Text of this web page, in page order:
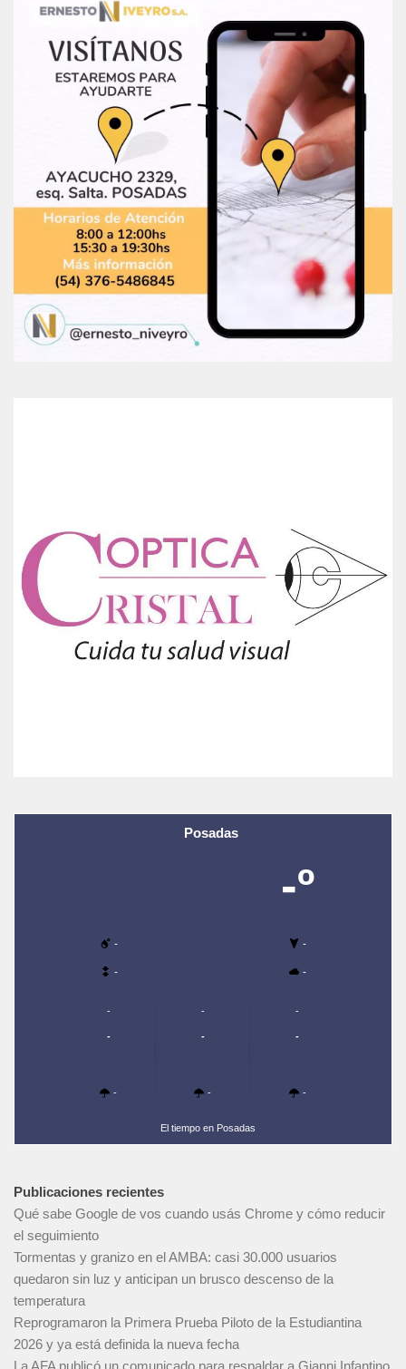
Posadas
-º
- -
- -
-
-
-
-
-
-
-
-
-
El tiempo en Posadas
Publicaciones recientes
Qué sabe Google de vos cuando usás Chrome y cómo reducir
el seguimiento
Tormentas y granizo en el AMBA: casi 30.000 usuarios
quedaron sin luz y anticipan un brusco descenso de la
temperatura
Reprogramaron la Primera Prueba Piloto de la Estudiantina
2026 y ya está definida la nueva fecha
La AFA publicó un comunicado para respaldar a Gianni Infantino